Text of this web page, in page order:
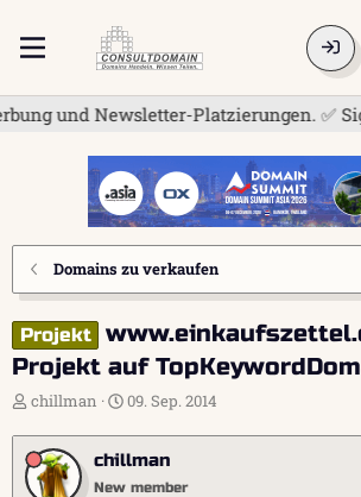
Newsletter-Platzierungen. ✅
Domains zu verkaufen
Projekt
Projekt auf
E
s
t
e
chillman
E
s
t
e
09. Sep. 2014
chillman
New member